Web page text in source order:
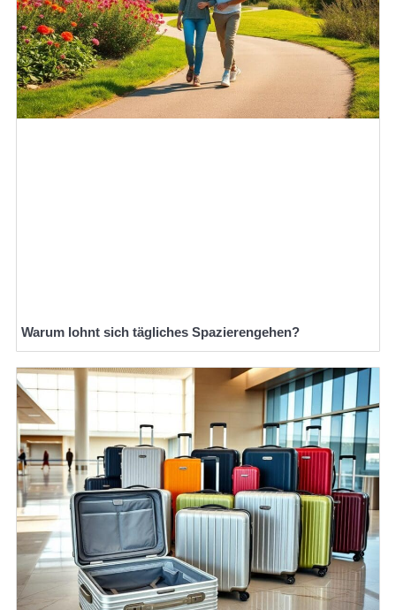
Warum lohnt sich tägliches Spazierengehen?